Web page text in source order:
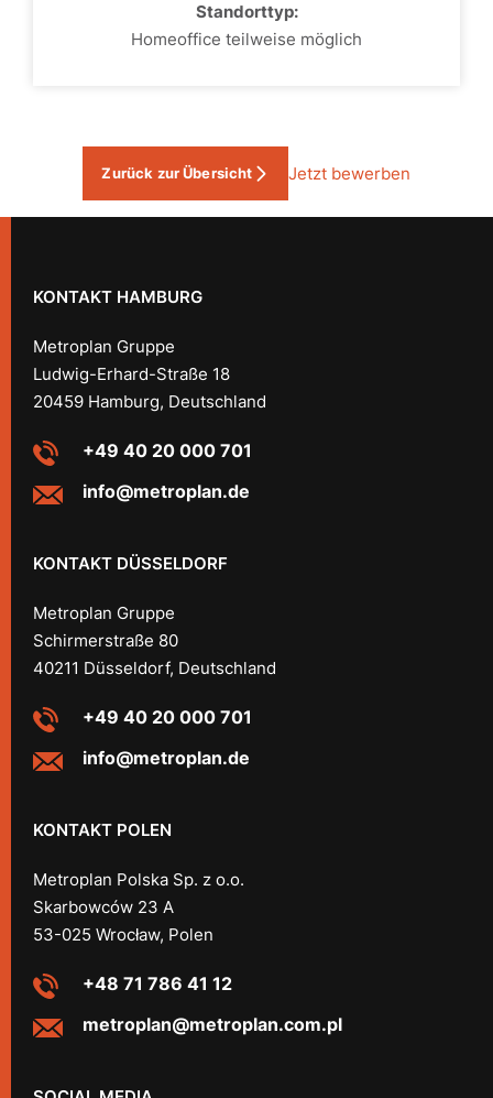
Standorttyp:
Homeoffice teilweise möglich
Zurück zur Übersicht Jetzt bewerben
KONTAKT HAMBURG
Metroplan Gruppe
Ludwig-Erhard-Straße 18
20459 Hamburg, Deutschland
+49 40 20 000 701
info@metroplan.de
KONTAKT DÜSSELDORF
Metroplan Gruppe
Schirmerstraße 80
40211 Düsseldorf, Deutschland
+49 40 20 000 701
info@metroplan.de
KONTAKT POLEN
Metroplan Polska Sp. z o.o.
Skarbowców 23 A
53-025 Wrocław, Polen
+48 71 786 41 12
metroplan@metroplan.com.pl